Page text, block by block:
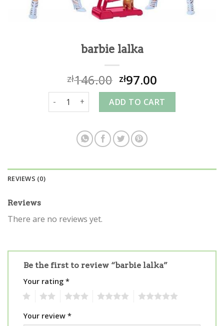
barbie lalka
zł146.00 zł97.00
barbie lalka quantityADD TO CART
REVIEWS (0)
Reviews
There are no reviews yet.
Be the first to review “barbie lalka”
Your rating *
Your review *